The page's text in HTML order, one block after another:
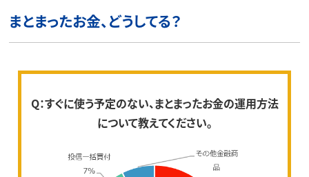
まとまったお金、どうしてる？
Q：すぐに使う予定のない、まとまったお金の運用方法
について教えてください。